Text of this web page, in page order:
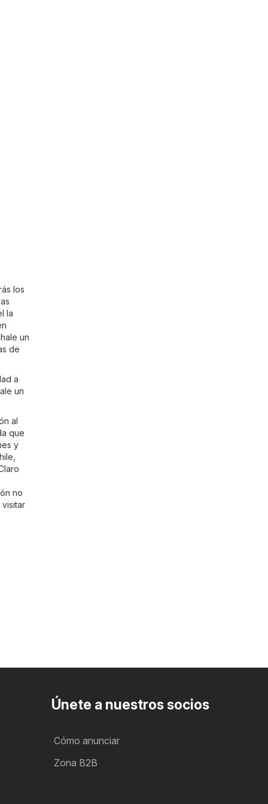
los
la
un
de
a
un
al
que
y
no
Únete a nuestros socios
Cómo anunciar
Zona B2B